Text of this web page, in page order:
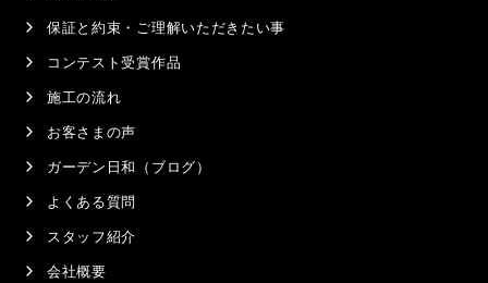
保証と約束・ご理解いただきたい事
コンテスト受賞作品
施工の流れ
お客さまの声
ガーデン日和（ブログ）
よくある質問
スタッフ紹介
会社概要